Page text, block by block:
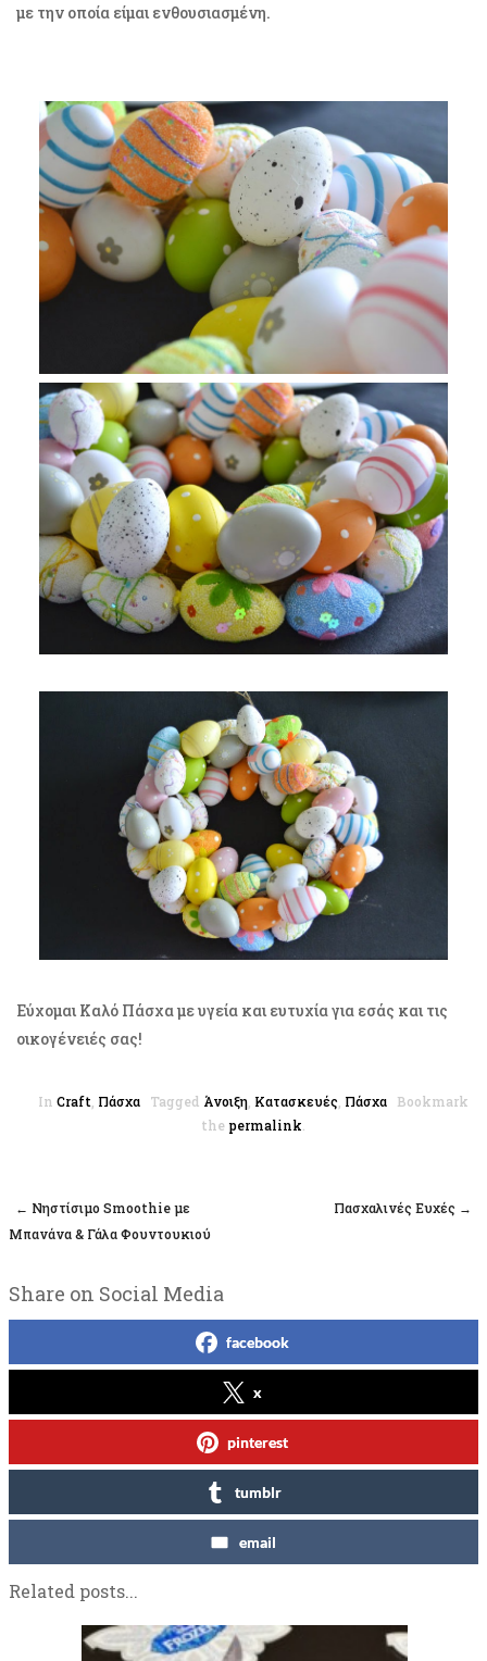
με την οποία είμαι ενθουσιασμένη.
Εύχομαι Καλό Πάσχα με υγεία και ευτυχία για εσάς και τις
οικογένειές σας!
In Craft Πάσχα Tagged Άνοιξη Κατασκευές Πάσχα Bookmark
the permalink
Post navigation
← Νηστίσιμο Smoothie με
Μπανάνα & Γάλα Φουντουκιού
Πασχαλινές Ευχές →
Share on Social Media
facebook
x
pinterest
tumblr
email
Related posts...